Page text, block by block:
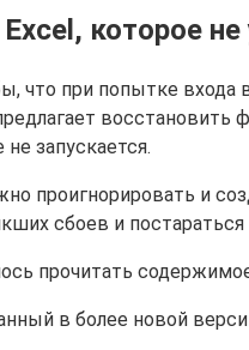
которое
что при попытке
восстановить
запускается.
проигнорировать и
сбоев и
прочитать
в более новой